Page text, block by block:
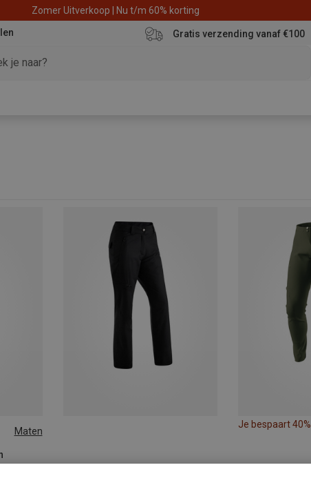
Zomer Uitverkoop | Nu t/m 60% korting
Gratis verzending vanaf €100
Maten
Je bespaart 40%